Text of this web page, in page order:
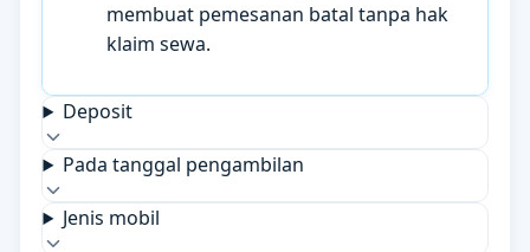
membuat pemesanan batal tanpa hak
klaim sewa.
Deposit
Pada tanggal pengambilan
Jenis mobil